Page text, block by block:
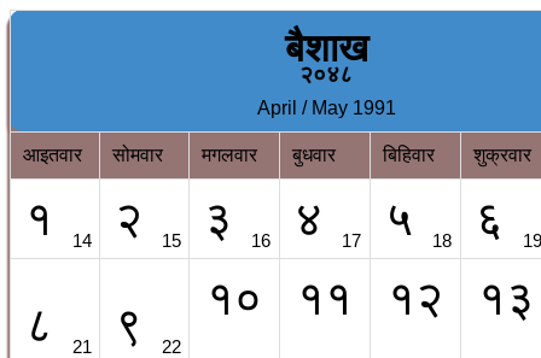
बैशाख
२०४८
April / May 1991
आइतवार सोमवार मगलवार बुधवार बिहिवार शुक्रवार
१ 14 २ 15 ३ 16 ४ 17 ५ 18 ६ 19
८ 21 ९ 22
१० ११ १२ १३